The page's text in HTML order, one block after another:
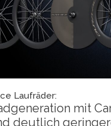
Laufräder:
mit
deutlich